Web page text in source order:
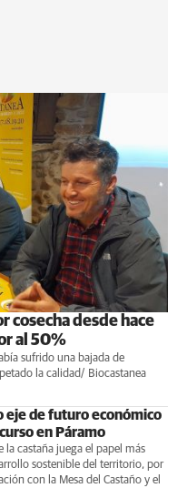
cosecha desde hace
al 50%
sufrido una bajada de
la calidad/ Biocastanea
eje de futuro económico
en Páramo
la castaña juega el papel más
sostenible del territorio, por
con la Mesa del Castaño y el